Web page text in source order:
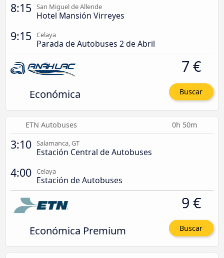
8:15 San Miguel de Allende
Hotel Mansión Virreyes
9:15 Celaya
Parada de Autobuses 2 de Abril
Económica
7 €
Buscar
ETN Autobuses 0h 50m
3:10 Salamanca, GT
Estación Central de Autobuses
4:00 Celaya
Estación de Autobuses
Económica Premium
9 €
Buscar